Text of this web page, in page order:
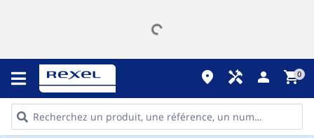
place handyman person shopping_cart0